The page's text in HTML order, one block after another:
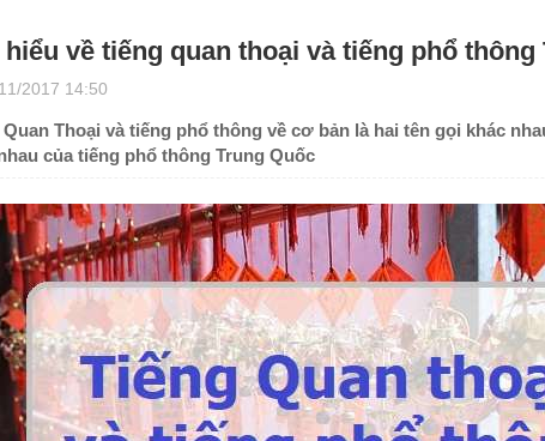
về tiếng quan thoại và tiếng phổ thông
2017 14:50
Quan Thoại và tiếng phổ thông về cơ bản là hai tên gọi khác
của tiếng phổ thông Trung Quốc